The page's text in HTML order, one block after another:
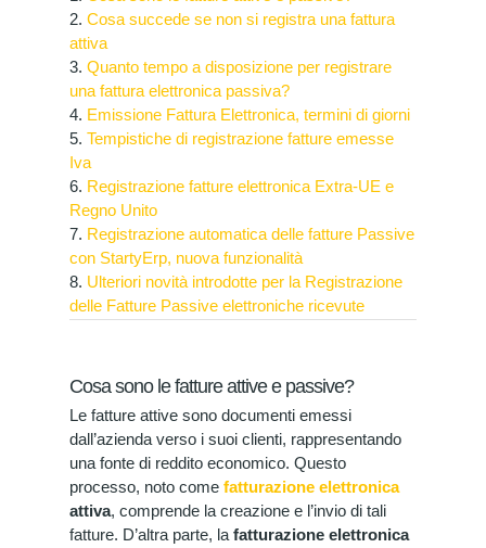
2.Cosa succede se non si registra una fattura
attiva
3.Quanto tempo a disposizione per registrare
una fattura elettronica passiva?
4. Emissione Fattura Elettronica, termini di giorni
5.Tempistiche di registrazione fatture emesse
Iva
6. Registrazione fatture elettronica Extra-UE e
Regno Unito
7. Registrazione automatica delle fatture Passive
con StartyErp, nuova funzionalità
8. Ulteriori novità introdotte per la Registrazione
delle Fatture Passive elettroniche ricevute
Cosa sono le fatture attive e passive?
Le fatture attive sono documenti emessi
dall’azienda verso i suoi clienti, rappresentando
una fonte di reddito economico. Questo
processo, noto comefatturazione elettronica
attiva, comprende la creazione e l’invio di tali
fatture. D’altra parte, la fatturazione elettronica